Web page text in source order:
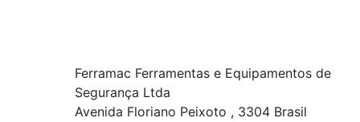
Ferramac Ferramentas e Equipamentos de
Segurança Ltda
Avenida Floriano Peixoto , 3304 Brasil